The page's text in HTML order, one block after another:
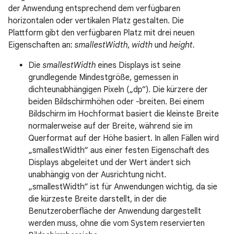
der Anwendung entsprechend dem verfügbaren
horizontalen oder vertikalen Platz gestalten. Die
Plattform gibt den verfügbaren Platz mit drei neuen
Eigenschaften an: smallestWidth, width und height.
Die smallestWidth eines Displays ist seine
grundlegende Mindestgröße, gemessen in
dichteunabhängigen Pixeln („dp“). Die kürzere der
beiden Bildschirmhöhen oder -breiten. Bei einem
Bildschirm im Hochformat basiert die kleinste Breite
normalerweise auf der Breite, während sie im
Querformat auf der Höhe basiert. In allen Fällen wird
„smallestWidth“ aus einer festen Eigenschaft des
Displays abgeleitet und der Wert ändert sich
unabhängig von der Ausrichtung nicht.
„smallestWidth“ ist für Anwendungen wichtig, da sie
die kürzeste Breite darstellt, in der die
Benutzeroberfläche der Anwendung dargestellt
werden muss, ohne die vom System reservierten